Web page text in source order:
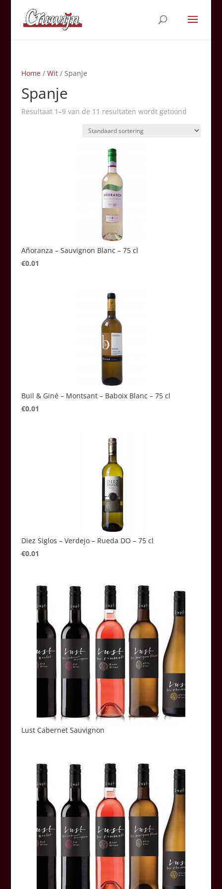
Home/ Wit/ Spanje
Spanje
Resultaat 1–9 van de 11 resultaten wordt getoond
Añoranza – Sauvignon Blanc – 75 cl
€0.01
Buil & Giné – Montsant – Baboix Blanc – 75 cl
€0.01
Diez Siglos – Verdejo – Rueda DO – 75 cl
€0.01
Lust Cabernet Sauvignon